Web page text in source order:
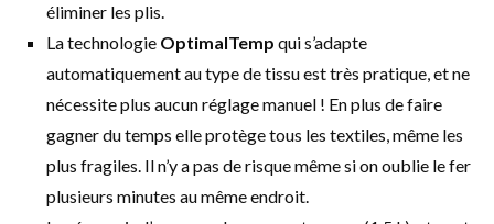
éliminer les plis.
La technologie OptimalTemp qui s’adapte
automatiquement au type de tissu est très pratique, et ne
nécessite plus aucun réglage manuel ! En plus de faire
gagner du temps elle protège tous les textiles, même les
plus fragiles. Il n’y a pas de risque même si on oublie le fer
plusieurs minutes au même endroit.